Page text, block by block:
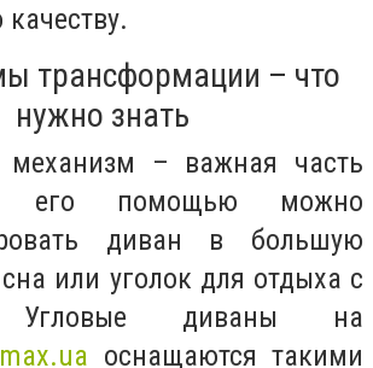
трансформации – что
нужно знать
механизм – важная часть
его помощью можно
диван в большую
или уголок для отдыха с
Угловые диваны на
оснащаются такими